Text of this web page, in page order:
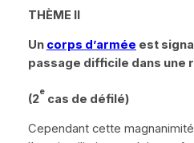
THÈME II
Un corps d’armée est
passage difficile dans une
(2
e
cas de défilé)
Cependant cette